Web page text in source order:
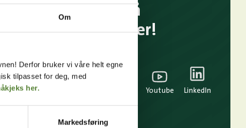
Om
Derfor bruker vi våre helt egne
tilpasset for deg, med
her.
Markedsføring
Følg oss på
sosiale medier!
TikTok Youtube LinkedIn